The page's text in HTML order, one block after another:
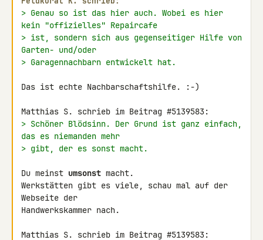
> Genau so ist das hier auch. Wobei es hier
kein "offizielles" Repaircafe
> ist, sondern sich aus gegenseitiger Hilfe von
Garten- und/oder
> Garagennachbarn entwickelt hat.
Das ist echte Nachbarschaftshilfe. :-)
> Schöner Blödsinn. Der Grund ist ganz einfach,
das es niemanden mehr
> gibt, der es sonst macht.
Du meinst umsonst macht.
Werkstätten gibt es viele, schau mal auf der
Webseite der
Handwerkskammer nach.